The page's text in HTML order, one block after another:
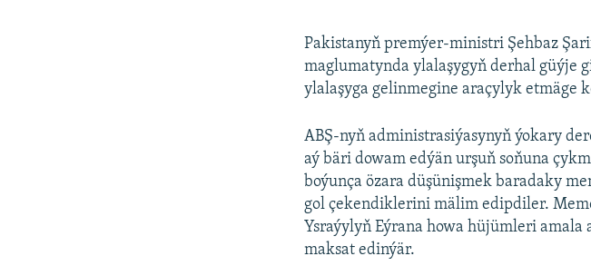
Pakistanyň premýer-ministri Şehbaz
maglumatynda ylalaşygyň derhal
ylalaşyga gelinmegine araçylyk etmäge
ABŞ-nyň administrasiýasynyň ýokary
aý bäri dowam edýän urşuň soňuna
boýunça özara düşünişmek baradaky
gol çekendiklerini mälim edipdiler.
Ysraýylyň Eýrana howa hüjümleri amala
maksat edinýär.